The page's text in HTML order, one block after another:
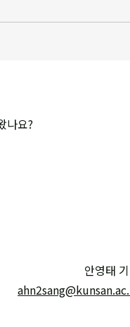
나요?
안영태